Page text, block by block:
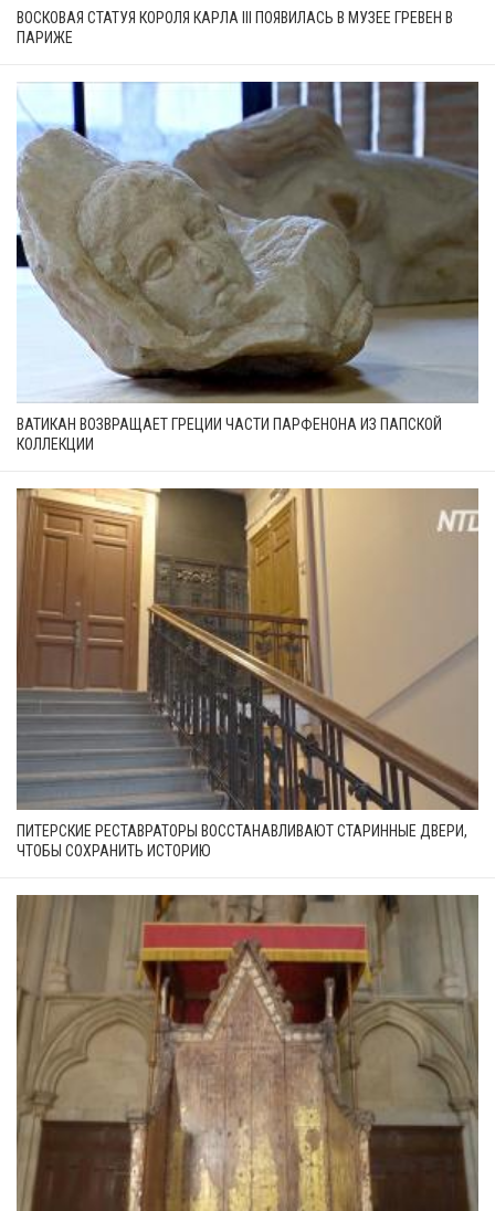
ВОСКОВАЯ СТАТУЯ КОРОЛЯ КАРЛА III ПОЯВИЛАСЬ В МУЗЕЕ ГРЕВЕН В
ПАРИЖЕ
ВАТИКАН ВОЗВРАЩАЕТ ГРЕЦИИ ЧАСТИ ПАРФЕНОНА ИЗ ПАПСКОЙ
КОЛЛЕКЦИИ
ПИТЕРСКИЕ РЕСТАВРАТОРЫ ВОССТАНАВЛИВАЮТ СТАРИННЫЕ ДВЕРИ,
ЧТОБЫ СОХРАНИТЬ ИСТОРИЮ